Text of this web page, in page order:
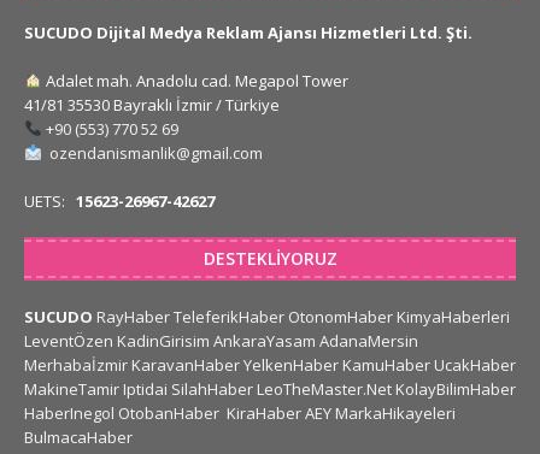
SUCUDO Dijital Medya Reklam Ajansı Hizmetleri Ltd. Şti.
Adalet mah. Anadolu cad. Megapol Tower
41/81 35530 Bayraklı İzmir / Türkiye
+90 (553) 770 52 69
ozendanismanlik@gmail.com
UETS: 15623-26967-42627
DESTEKLIYORUZ
SUCUDO RayHaberTeleferikHaber OtonomHaber KimyaHaberleri
LeventÖzen KadinGirisim AnkaraYasam AdanaMersin
Merhabaİzmir KaravanHaberYelkenHaber KamuHaber UcakHaber
MakineTamir Iptidai SilahHaber LeoTheMaster.Net KolayBilimHaber
HaberInegol OtobanHaber KiraHaberAEY MarkaHikayeleri
BulmacaHaber